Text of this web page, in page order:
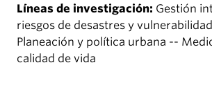
Líneas de investigación: Gestión
riesgos de desastres y
Planeación y política urbana --
calidad de vida